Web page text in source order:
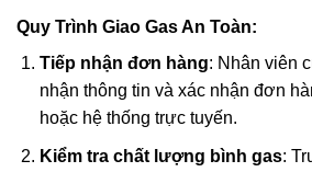
Quy Trình Giao Gas An Toàn:
Tiếp nhận đơn hàng: Nhân viên
nhận thông tin và xác nhận đơn
hoặc hệ thống trực tuyến.
Kiểm tra chất lượng bình gas: